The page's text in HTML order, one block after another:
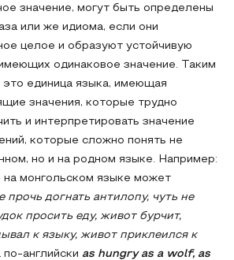
значение, могут быть определены
или же идиома, если они
целое и образуют устойчивую
одинаковое значение. Таким
единица языка, имеющая
значения, которые трудно
и интерпретировать значение
которые сложно понять не
но и на родном языке. Например:
на монгольском языке может
прочь догнать антилопу, чуть не
просить еду, живот бурчит,
к языку, живот приклеился к
по-английски as hungry as a wolf, as